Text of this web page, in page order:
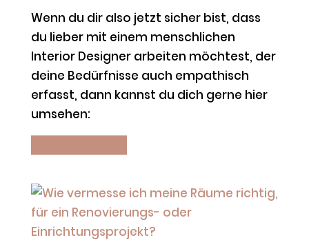
Wenn du dir also jetzt sicher bist, dass
du lieber mit einem menschlichen
Interior Designer arbeiten möchtest, der
deine Bedürfnisse auch empathisch
erfasst, dann kannst du dich gerne hier
umsehen: